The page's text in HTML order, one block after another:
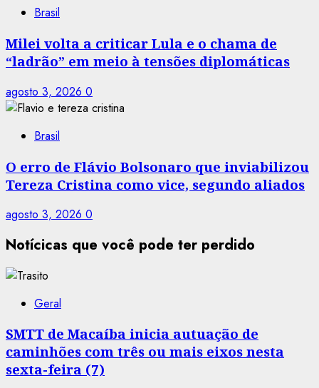
Brasil
Milei volta a criticar Lula e o chama de
“ladrão” em meio à tensões diplomáticas
agosto 3, 2026 0
Brasil
O erro de Flávio Bolsonaro que inviabilizou
Tereza Cristina como vice, segundo aliados
agosto 3, 2026 0
Notícicas que você pode ter perdido
Geral
SMTT de Macaíba inicia autuação de
caminhões com três ou mais eixos nesta
sexta-feira (7)